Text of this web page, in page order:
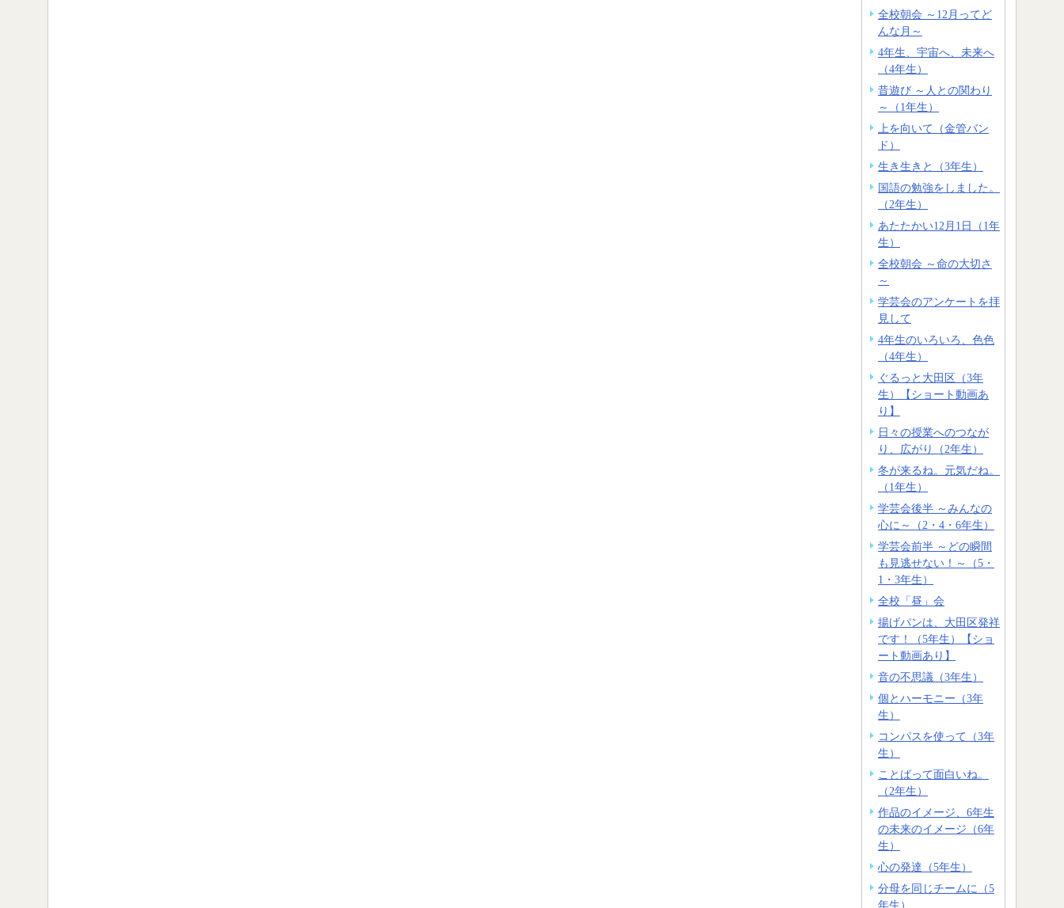
全校朝会 ～12月ってど
んな月～
4年生、宇宙へ、未来へ
（4年生）
昔遊び ～人との関わり
～（1年生）
上を向いて（金管バン
ド）
生き生きと（3年生）
国語の勉強をしました。
（2年生）
あたたかい12月1日（1年
生）
全校朝会 ～命の大切さ
～
学芸会のアンケートを拝
見して
4年生のいろいろ、色色
（4年生）
ぐるっと大田区（3年
生）【ショート動画あ
り】
日々の授業へのつなが
り、広がり（2年生）
冬が来るね。元気だね。
（1年生）
学芸会後半 ～みんなの
心に～（2・4・6年生）
学芸会前半 ～どの瞬間
も見逃せない！～（5・
1・3年生）
全校「昼」会
揚げパンは、大田区発祥
です！（5年生）【ショ
ート動画あり】
音の不思議（3年生）
個とハーモニー（3年
生）
コンパスを使って（3年
生）
ことばって面白いね。
（2年生）
作品のイメージ、6年生
の未来のイメージ（6年
生）
心の発達（5年生）
分母を同じチームに（5
年生）